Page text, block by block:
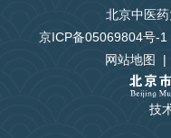
北京中医
京ICP备05069804号-1
网站地图
|
技